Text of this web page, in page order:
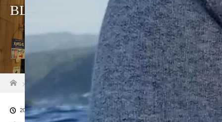
BLOG
中土佐町 移住者先輩
2019.06.6